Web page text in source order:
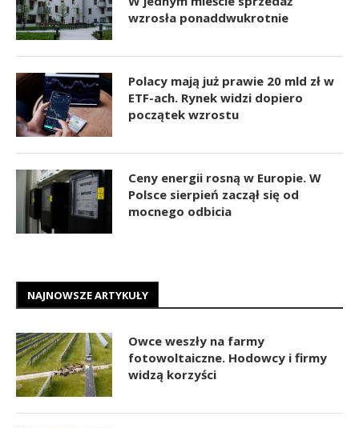
wzrosła ponaddwukrotnie
Polacy mają już prawie 20 mld zł w
ETF-ach. Rynek widzi dopiero
początek wzrostu
Ceny energii rosną w Europie. W
Polsce sierpień zaczął się od
mocnego odbicia
NAJNOWSZE ARTYKUŁY
Owce weszły na farmy
fotowoltaiczne. Hodowcy i firmy
widzą korzyści